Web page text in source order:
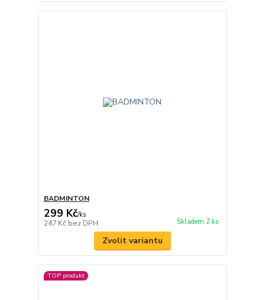
BADMINTON
299 Kč/ks
247 Kč bez DPH Skladem 2 ks
Zvolit variantu
TOP produkt